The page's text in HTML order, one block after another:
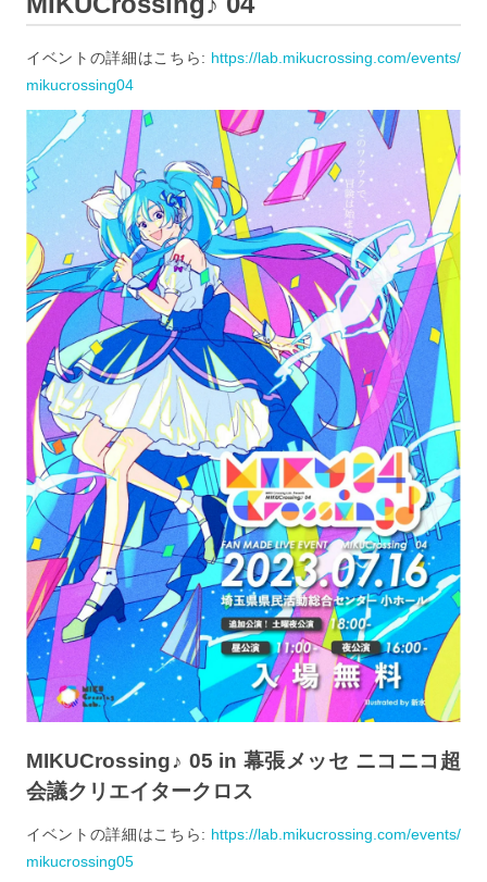
イベントの詳細はこちら: https://lab.mikucrossing.com/events/
mikucrossing04
MIKUCrossing♪ 05 in 幕張メッセ ニコニコ超
会議クリエイタークロス
イベントの詳細はこちら: https://lab.mikucrossing.com/events/
mikucrossing05